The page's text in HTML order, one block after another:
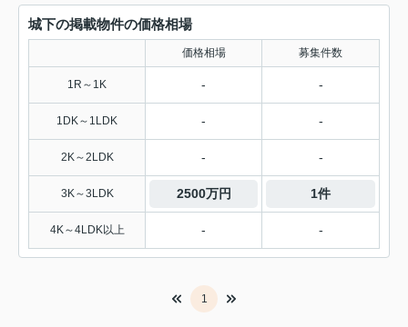
城下の掲載物件の価格相場
価格相場 募集件数
1R～1K - -
1DK～1LDK - -
2K～2LDK - -
3K～3LDK 2500万円 1件
4K～4LDK以上 - -
1